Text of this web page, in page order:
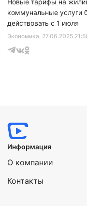
Экономика, 27.06.2025
Новые тарифы на
коммунальные услуги
действовать с 1 июля
Информация
О компании
Контакты